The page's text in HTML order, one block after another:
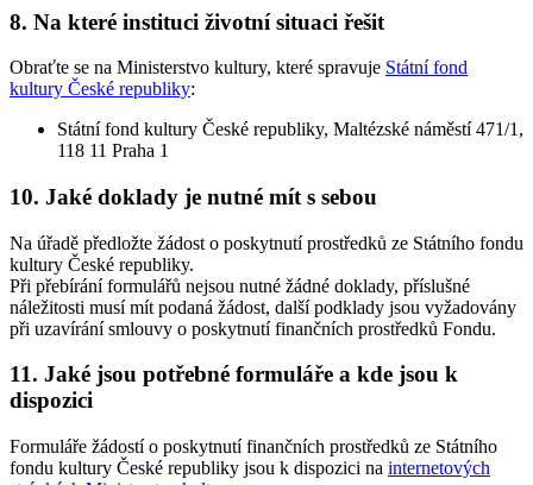
8. Na které instituci životní situaci řešit
Obraťte se na Ministerstvo kultury, které spravuje Státní fond
kultury České republiky:
Státní fond kultury České republiky, Maltézské náměstí 471/1,
118 11 Praha 1
10. Jaké doklady je nutné mít s sebou
Na úřadě předložte žádost o poskytnutí prostředků ze Státního fondu
kultury České republiky.
Při přebírání formulářů nejsou nutné žádné doklady, příslušné
náležitosti musí mít podaná žádost, další podklady jsou vyžadovány
při uzavírání smlouvy o poskytnutí finančních prostředků Fondu.
11. Jaké jsou potřebné formuláře a kde jsou k
dispozici
Formuláře žádostí o poskytnutí finančních prostředků ze Státního
fondu kultury České republiky jsou k dispozici na internetových